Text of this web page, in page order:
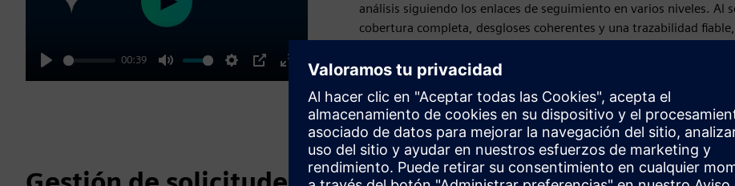
Play
00:39
Mute Settings
PIP
Enter
fullscreen
Play
análisis siguiendo los enlaces de seguimiento en varios niveles. Al
cobertura completa, desgloses coherentes y una trazabilidad